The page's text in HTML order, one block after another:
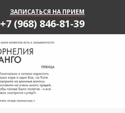
ЗАПИСАТЬСЯ НА ПРИЕМ
+7 (968) 846-81-39